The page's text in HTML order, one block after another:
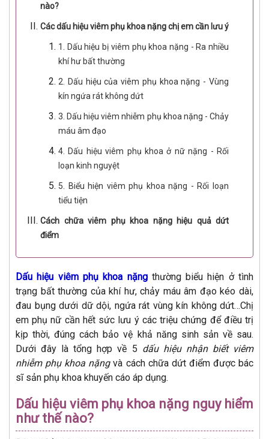
nào?
Các dấu hiệu viêm phụ khoa nặng chị em cần lưu ý
1. Dấu hiệu bị viêm phụ khoa nặng - Ra nhiều
khí hư bất thường
2. Dấu hiệu của viêm phụ khoa nặng - Vùng
kín ngứa rát không dứt
3. Dấu hiệu viêm nhiễm phụ khoa nặng - Chảy
máu âm đạo
4. Dấu hiệu viêm phụ khoa ở nữ nặng - Rối
loạn kinh nguyệt
5. Biểu hiện viêm phụ khoa nặng - Rối loạn
tiểu tiện
Cách chữa viêm phụ khoa nặng hiệu quả dứt
điểm
Dấu hiệu viêm phụ khoa nặngthường biểu hiện ở tình
trạng bất thường của khí hư, chảy máu âm đạo kéo dài,
đau bụng dưới dữ dội, ngứa rát vùng kín không dứt…Chị
em phụ nữ cần hết sức lưu ý các triệu chứng để điều trị
kịp thời, đúng cách bảo vệ khả năng sinh sản về sau.
Dưới đây là tổng hợp về 5 dấu hiệu nhận biết viêm
nhiễm phụ khoa nặngvà cách chữa dứt điểm được bác
sĩ sản phụ khoa khuyến cáo áp dụng.
Dấu hiệu viêm phụ khoa nặng nguy hiểm
như thế nào?